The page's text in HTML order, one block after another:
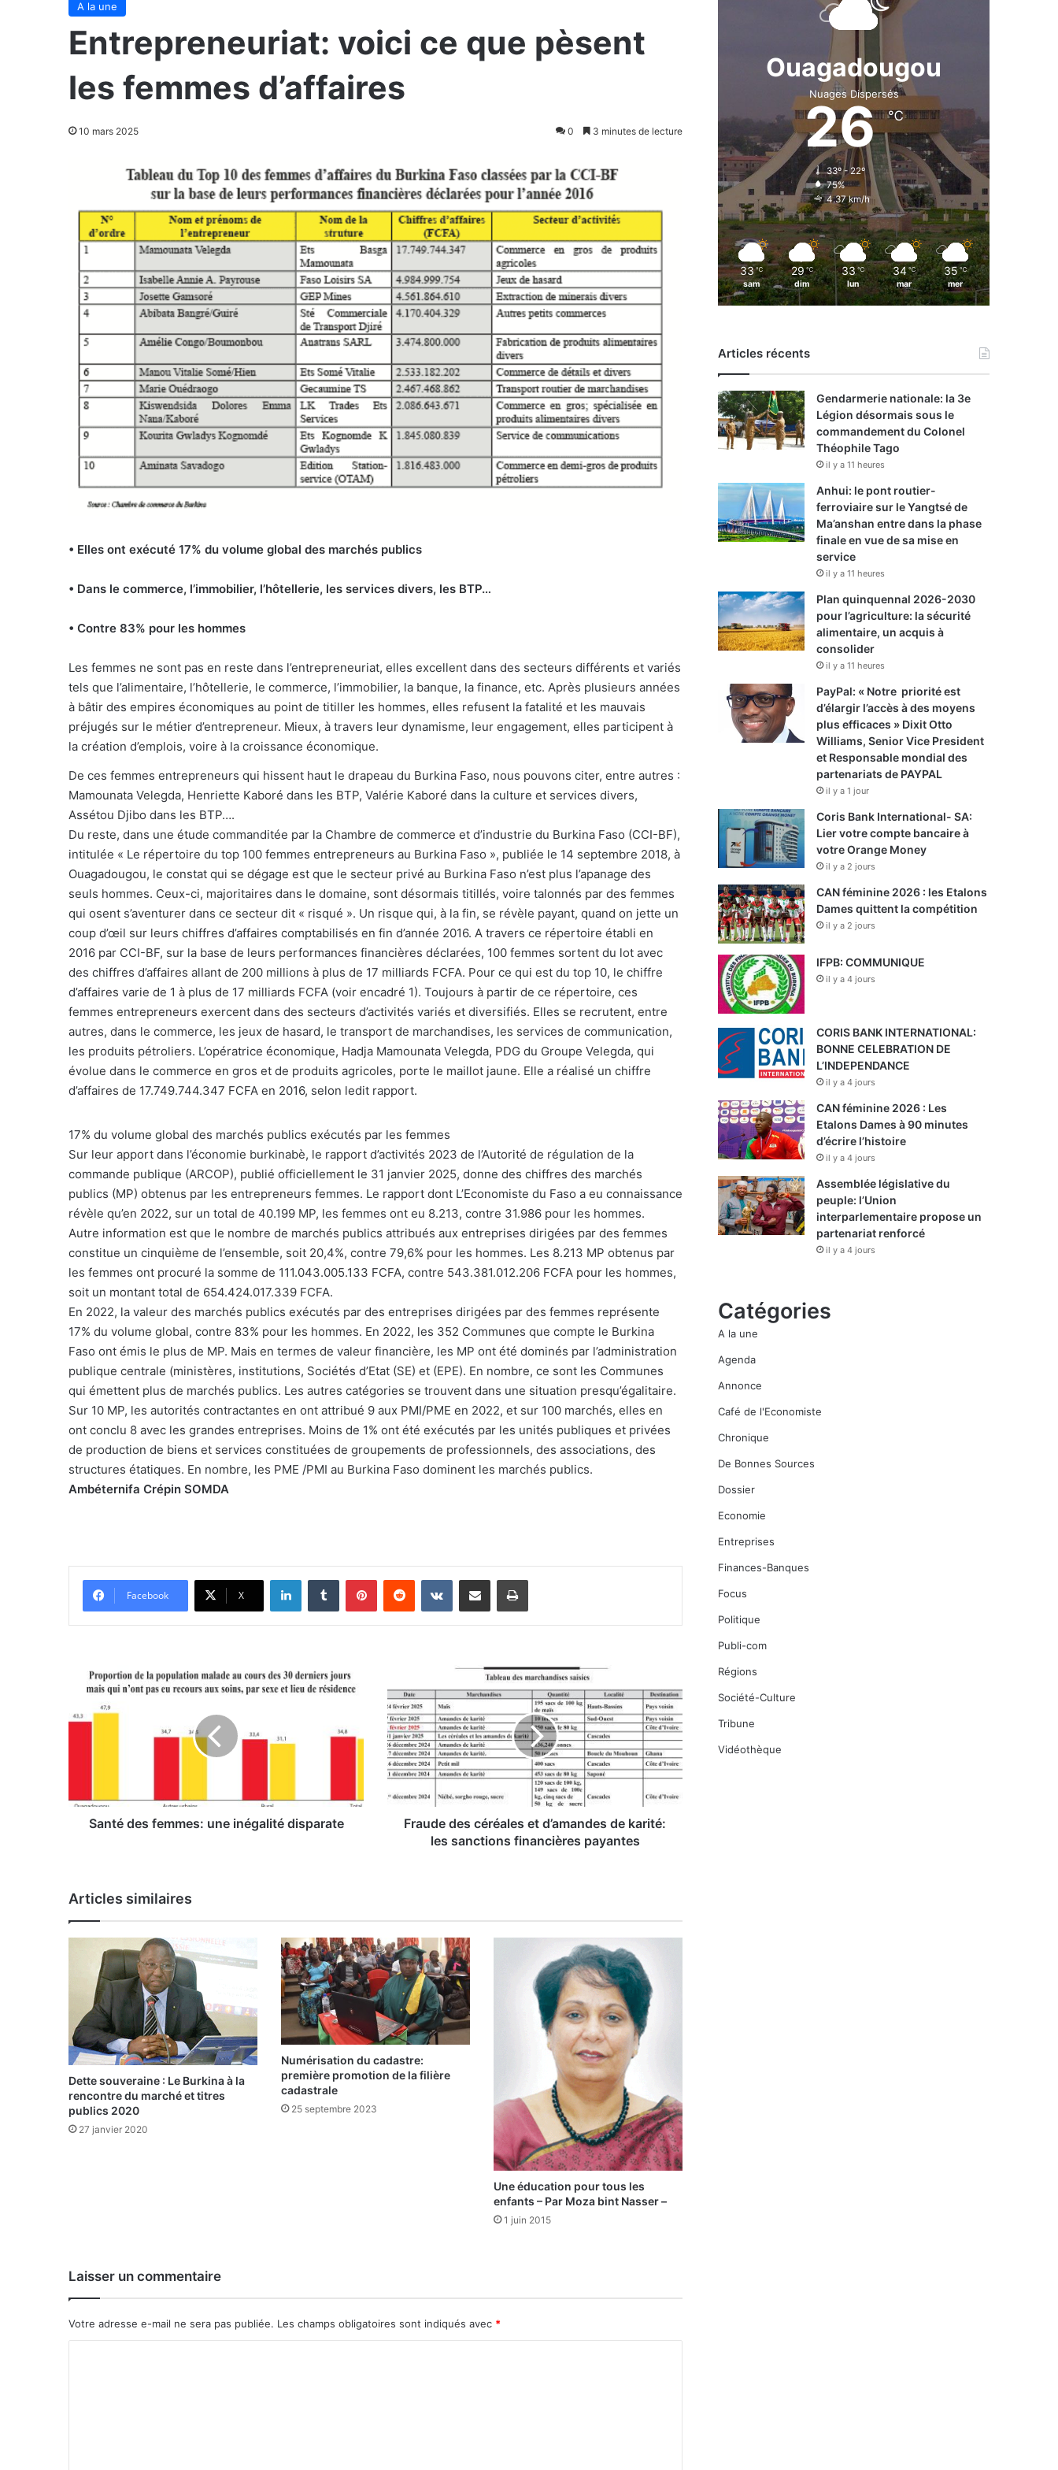
A la une
Entrepreneuriat: voici ce que pèsent
les femmes d’affaires
10 mars 2025 0 3 minutes de lecture
• Elles ont exécuté 17% du volume global des marchés publics
• Dans le commerce, l’immobilier, l’hôtellerie, les services divers, les BTP…
• Contre 83% pour les hommes
Les femmes ne sont pas en reste dans l’entrepreneuriat, elles excellent dans des secteurs différents et variés
tels que l’alimentaire, l’hôtellerie, le commerce, l’immobilier, la banque, la finance, etc. Après plusieurs années
à bâtir des empires économiques au point de titiller les hommes, elles refusent la fatalité et les mauvais
préjugés sur le métier d’entrepreneur. Mieux, à travers leur dynamisme, leur engagement, elles participent à
la création d’emplois, voire à la croissance économique.
De ces femmes entrepreneurs qui hissent haut le drapeau du Burkina Faso, nous pouvons citer, entre autres :
Mamounata Velegda, Henriette Kaboré dans les BTP, Valérie Kaboré dans la culture et services divers,
Assétou Djibo dans les BTP….
Du reste, dans une étude commanditée par la Chambre de commerce et d’industrie du Burkina Faso (CCI-BF),
intitulée « Le répertoire du top 100 femmes entrepreneurs au Burkina Faso », publiée le 14 septembre 2018, à
Ouagadougou, le constat qui se dégage est que le secteur privé au Burkina Faso n’est plus l’apanage des
seuls hommes. Ceux-ci, majoritaires dans le domaine, sont désormais titillés, voire talonnés par des femmes
qui osent s’aventurer dans ce secteur dit « risqué ». Un risque qui, à la fin, se révèle payant, quand on jette un
coup d’œil sur leurs chiffres d’affaires comptabilisés en fin d’année 2016. A travers ce répertoire établi en
2016 par CCI-BF, sur la base de leurs performances financières déclarées, 100 femmes sortent du lot avec
des chiffres d’affaires allant de 200 millions à plus de 17 milliards FCFA. Pour ce qui est du top 10, le chiffre
d’affaires varie de 1 à plus de 17 milliards FCFA (voir encadré 1). Toujours à partir de ce répertoire, ces
femmes entrepreneurs exercent dans des secteurs d’activités variés et diversifiés. Elles se recrutent, entre
autres, dans le commerce, les jeux de hasard, le transport de marchandises, les services de communication,
les produits pétroliers. L’opératrice économique, Hadja Mamounata Velegda, PDG du Groupe Velegda, qui
évolue dans le commerce en gros et de produits agricoles, porte le maillot jaune. Elle a réalisé un chiffre
d’affaires de 17.749.744.347 FCFA en 2016, selon ledit rapport.
17% du volume global des marchés publics exécutés par les femmes
Sur leur apport dans l’économie burkinabè, le rapport d’activités 2023 de l’Autorité de régulation de la
commande publique (ARCOP), publié officiellement le 31 janvier 2025, donne des chiffres des marchés
publics (MP) obtenus par les entrepreneurs femmes. Le rapport dont L’Economiste du Faso a eu connaissance
révèle qu’en 2022, sur un total de 40.199 MP, les femmes ont eu 8.213, contre 31.986 pour les hommes.
Autre information est que le nombre de marchés publics attribués aux entreprises dirigées par des femmes
constitue un cinquième de l’ensemble, soit 20,4%, contre 79,6% pour les hommes. Les 8.213 MP obtenus par
les femmes ont procuré la somme de 111.043.005.133 FCFA, contre 543.381.012.206 FCFA pour les hommes,
soit un montant total de 654.424.017.339 FCFA.
En 2022, la valeur des marchés publics exécutés par des entreprises dirigées par des femmes représente
17% du volume global, contre 83% pour les hommes. En 2022, les 352 Communes que compte le Burkina
Faso ont émis le plus de MP. Mais en termes de valeur financière, les MP ont été dominés par l’administration
publique centrale (ministères, institutions, Sociétés d’Etat (SE) et (EPE). En nombre, ce sont les Communes
qui émettent plus de marchés publics. Les autres catégories se trouvent dans une situation presqu’égalitaire.
Sur 10 MP, les autorités contractantes en ont attribué 9 aux PMI/PME en 2022, et sur 100 marchés, elles en
ont conclu 8 avec les grandes entreprises. Moins de 1% ont été exécutés par les unités publiques et privées
de production de biens et services constituées de groupements de professionnels, des associations, des
structures étatiques. En nombre, les PME /PMI au Burkina Faso dominent les marchés publics.
Ambéternifa Crépin SOMDA
Facebook X
t
f
:
u
n
a
t
é
d
i
Santé des femmes: une inégalité disparate
r
a
u
d
e
d
e
e
t
d
a
m
a
n
e
Fraude des céréales et d’amandes de karité:
les sanctions financières payantes
Articles similaires
Dette souveraine : Le Burkina à la
rencontre du marché et titres
publics 2020
27 janvier 2020
Numérisation du cadastre:
première promotion de la filière
cadastrale
25 septembre 2023
Une éducation pour tous les
enfants – Par Moza bint Nasser –
1 juin 2015
Laisser un commentaire
Votre adresse e-mail ne sera pas publiée. Les champs obligatoires sont indiqués avec *
Ouagadougou
Nuages Dispersés
26℃
33º - 22º
75%
4.37 km/h
33 ℃
sam
29 ℃
dim
33 ℃
lun
34 ℃
mar
35 ℃
mer
Articles récents
Gendarmerie nationale: la 3e
Légion désormais sous le
commandement du Colonel
Théophile Tago
il y a 11 heures
Anhui: le pont routier-
ferroviaire sur le Yangtsé de
Ma’anshan entre dans la phase
finale en vue de sa mise en
service
il y a 11 heures
Plan quinquennal 2026-2030
pour l’agriculture: la sécurité
alimentaire, un acquis à
consolider
il y a 11 heures
PayPal: « Notre priorité est
d’élargir l’accès à des moyens
plus efficaces » Dixit Otto
Williams, Senior Vice President
et Responsable mondial des
partenariats de PAYPAL
il y a 1 jour
Coris Bank International- SA:
Lier votre compte bancaire à
votre Orange Money
il y a 2 jours
CAN féminine 2026 : les Etalons
Dames quittent la compétition
il y a 2 jours
IFPB: COMMUNIQUE
il y a 4 jours
CORIS BANK INTERNATIONAL:
BONNE CELEBRATION DE
L’INDEPENDANCE
il y a 4 jours
CAN féminine 2026 : Les
Etalons Dames à 90 minutes
d’écrire l’histoire
il y a 4 jours
Assemblée législative du
peuple: l’Union
interparlementaire propose un
partenariat renforcé
il y a 4 jours
Catégories
A la une
Agenda
Annonce
Café de l'Economiste
Chronique
De Bonnes Sources
Dossier
Economie
Entreprises
Finances-Banques
Focus
Politique
Publi-com
Régions
Société-Culture
Tribune
Vidéothèque